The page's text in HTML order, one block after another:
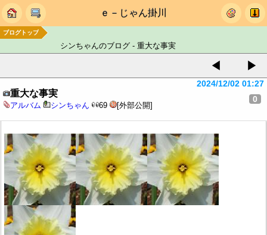
ｅ－じゃん掛川
ブログトップ
シンちゃんのブログ - 重大な事実
◀ ▶
重大な事実
アルバム シンちゃん 69 [外部公開]
2024/12/02 01:27
0